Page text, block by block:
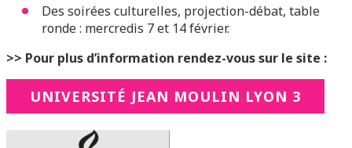
Des soirées culturelles, projection-débat, table
ronde : mercredis 7 et 14 février.
>> Pour plus d’information rendez-vous sur le site :
UNIVERSITÉ JEAN MOULIN LYON 3